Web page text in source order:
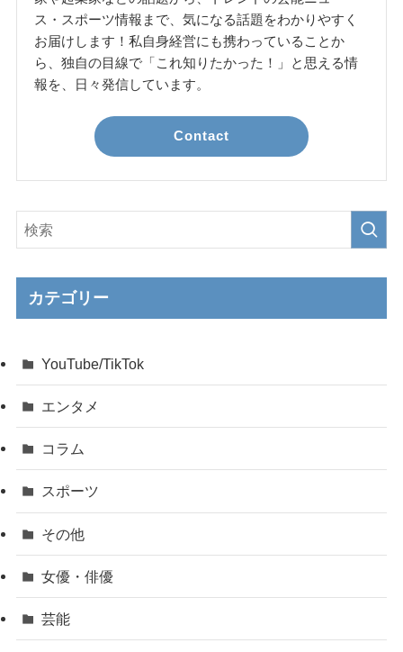
ス・スポーツ情報まで、気になる話題をわかりやすく
お届けします！私自身経営にも携わっていることか
ら、独自の目線で「これ知りたかった！」と思える情
報を、日々発信しています。
Contact
カテゴリー
YouTube/TikTok
エンタメ
コラム
スポーツ
その他
女優・俳優
芸能